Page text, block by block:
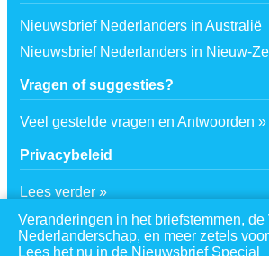
Nieuwsbrief Nederlanders in Australië
Nieuwsbrief Nederlanders in Nieuw-
Vragen of suggesties?
Veel gestelde vragen en Antwoorden »
Privacybeleid
Lees verder »
Volg ons op social media!
Veranderingen in het briefstemmen, de
Nederlanderschap, en meer zetels
Lees het nu in de Nieuwsbrief Special